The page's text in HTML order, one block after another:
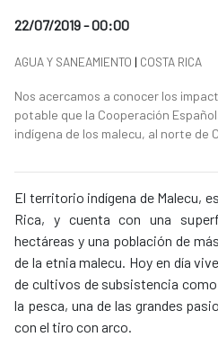
Date of publication of the news
22/07/2019 - 00:00
News categories
AGUA Y SANEAMIENTO | COSTA RICA
Summary of the news
Nos acercamos a conocer los
potable que la Cooperación
indígena de los malecu, al norte de
News content
El territorio indígena de Malecu,
Rica, y cuenta con una
hectáreas y una población de
de la etnia malecu. Hoy en día
de cultivos de subsistencia
la pesca, una de las grandes
con el tiro con arco.